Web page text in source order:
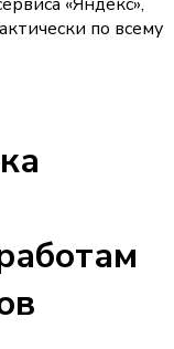
по всему